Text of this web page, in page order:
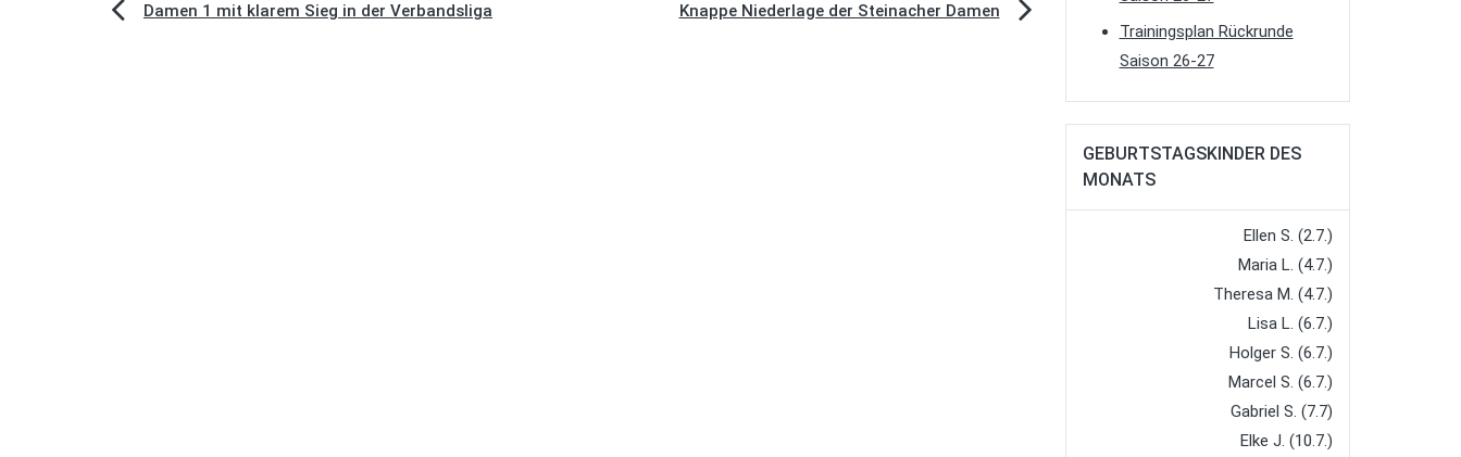
Beitragsnavigation
Damen 1 mit klarem Sieg in der Verbandsliga Knappe Niederlage der Steinacher Damen
Trainingsplan Rückrunde
Saison 26-27
GEBURTSTAGSKINDER DES
MONATS
Ellen S. (2.7.)
Maria L. (4.7.)
Theresa M. (4.7.)
Lisa L. (6.7.)
Holger S. (6.7.)
Marcel S. (6.7.)
Gabriel S. (7.7)
Elke J. (10.7.)